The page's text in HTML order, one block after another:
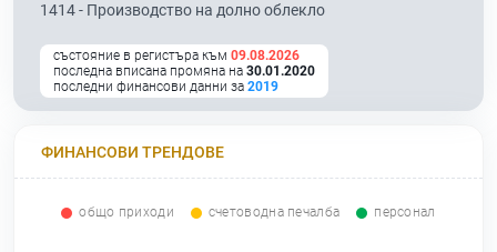
1414 - Производство на долно облекло
състояние в регистъра към 09.08.2026
последна вписана промяна на 30.01.2020
последни финансови данни за 2019
ФИНАНСОВИ ТРЕНДОВЕ
общо приходи счетоводна печалба персонал